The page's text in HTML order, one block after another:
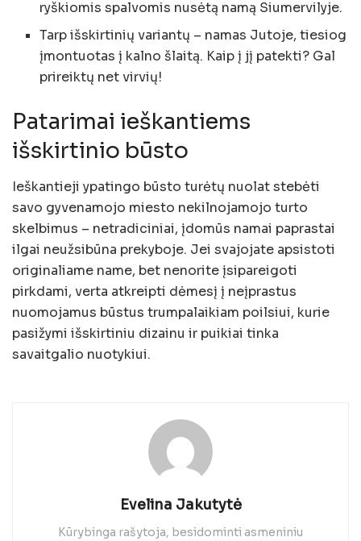
ryškiomis spalvomis nusėtą namą Siumervilyje.
Tarp išskirtinių variantų – namas Jutoje, tiesiog
įmontuotas į kalno šlaitą. Kaip į jį patekti? Gal
prireiktų net virvių!
Patarimai ieškantiems
išskirtinio būsto
Ieškantieji ypatingo būsto turėtų nuolat stebėti
savo gyvenamojo miesto nekilnojamojo turto
skelbimus – netradiciniai, įdomūs namai paprastai
ilgai neužsibūna prekyboje. Jei svajojate apsistoti
originaliame name, bet nenorite įsipareigoti
pirkdami, verta atkreipti dėmesį į neįprastus
nuomojamus būstus trumpalaikiam poilsiui, kurie
pasižymi išskirtiniu dizainu ir puikiai tinka
savaitgalio nuotykiui.
Evelina Jakutytė
Kūrybinga rašytoja, besidominti asmeniniu